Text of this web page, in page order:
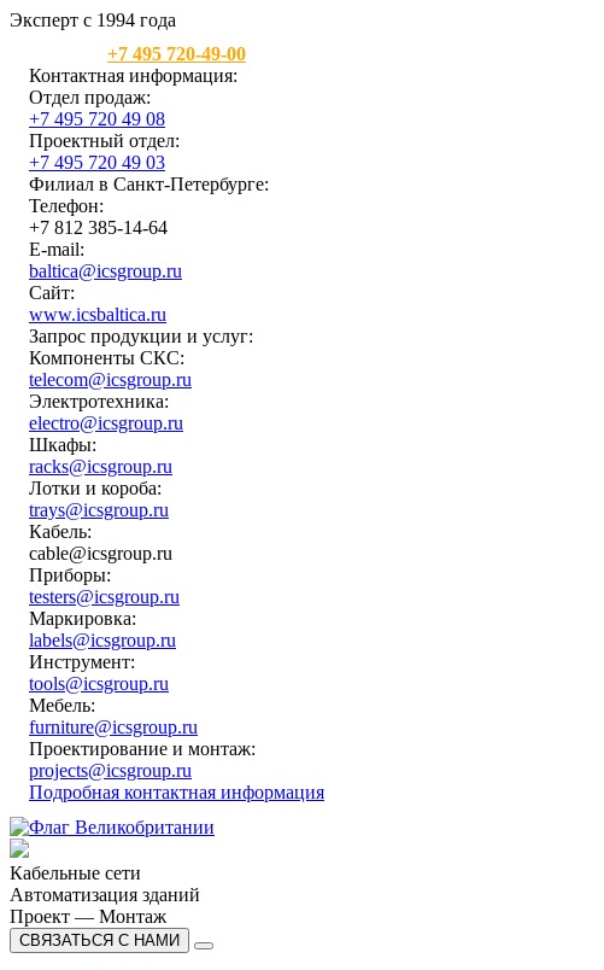
Эксперт с 1994 года
+7 495 720-49-00
Контактная информация:
Отдел продаж:
+7 495 720 49 08
Проектный отдел:
+7 495 720 49 03
Филиал в Санкт-Петербурге:
Телефон:
+7 812 385-14-64
E-mail:
baltica@icsgroup.ru
Сайт:
www.icsbaltica.ru
Запрос продукции и услуг:
Компоненты СКС:
telecom@icsgroup.ru
Электротехника:
electro@icsgroup.ru
Шкафы:
racks@icsgroup.ru
Лотки и короба:
trays@icsgroup.ru
Кабель:
cable@icsgroup.ru
Приборы:
testers@icsgroup.ru
Маркировка:
labels@icsgroup.ru
Инструмент:
tools@icsgroup.ru
Мебель:
furniture@icsgroup.ru
Проектирование и монтаж:
projects@icsgroup.ru
Подробная контактная информация
Кабельные сети
Автоматизация зданий
Проект — Монтаж
СВЯЗАТЬСЯ С НАМИ